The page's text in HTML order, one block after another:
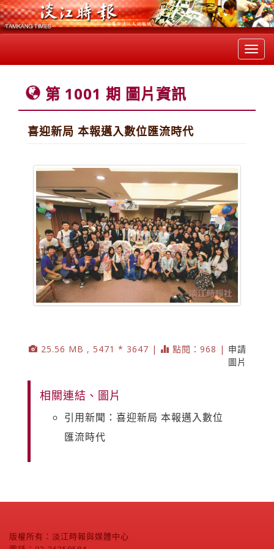
第 1001 期 圖片資訊
喜迎新局 本報邁入數位匯流時代
25.56 MB , 5471 * 3647 | 點閱：968 | 申請
圖片
相關連結、圖片
引用新聞：喜迎新局 本報邁入數位
匯流時代
版權所有：淡江時報與媒體中心